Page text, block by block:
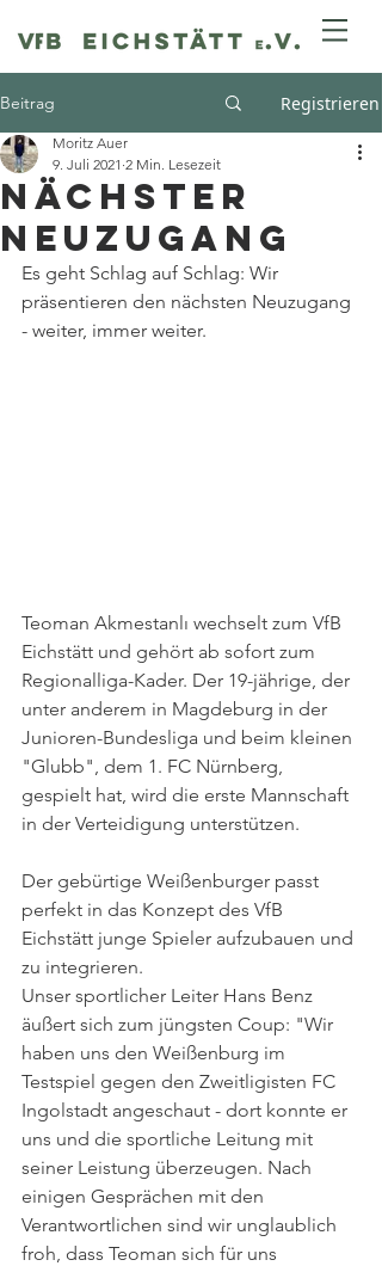
Beitrag Registrieren
Nächster
Neuzugang
Moritz Auer
9. Juli 2021 2 Min. Lesezeit
Es geht Schlag auf Schlag: Wir
präsentieren den nächsten Neuzugang
- weiter, immer weiter.
Teoman Akmestanlı wechselt zum VfB
Eichstätt und gehört ab sofort zum
Regionalliga-Kader. Der 19-jährige, der
unter anderem in Magdeburg in der
Junioren-Bundesliga und beim kleinen
"Glubb", dem 1. FC Nürnberg,
gespielt hat, wird die erste Mannschaft
in der Verteidigung unterstützen.
Der gebürtige Weißenburger passt
perfekt in das Konzept des VfB
Eichstätt junge Spieler aufzubauen und
zu integrieren.
Unser sportlicher Leiter Hans Benz
äußert sich zum jüngsten Coup: "Wir
haben uns den Weißenburg im
Testspiel gegen den Zweitligisten FC
Ingolstadt angeschaut - dort konnte er
uns und die sportliche Leitung mit
seiner Leistung überzeugen. Nach
einigen Gesprächen mit den
Verantwortlichen sind wir unglaublich
froh, dass Teoman sich für uns